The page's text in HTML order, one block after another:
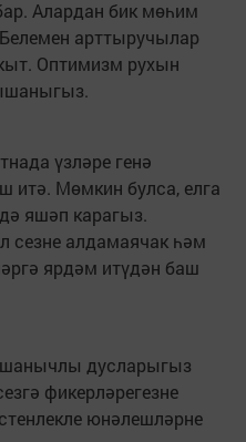
Алардан бик мөһим
арттыручылар
Оптимизм рухын
үзләре генә
итә. Мөмкин булса, елга
яшәп карагыз.
сезне алдамаячак һәм
ярдәм итүдән баш
дусларыгыз
фикерләрегезне
юнәлешләрне